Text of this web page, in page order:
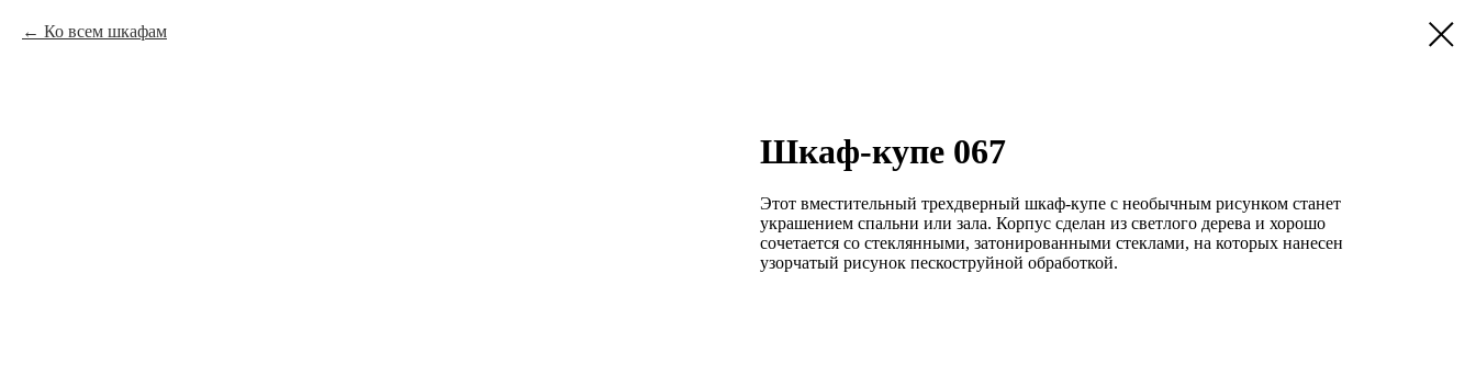
Ко всем шкафам
Шкаф-купе 067
Этот вместительный трехдверный шкаф-купе с необычным рисунком станет
украшением спальни или зала. Корпус сделан из светлого дерева и хорошо
сочетается со стеклянными, затонированными стеклами, на которых нанесен
узорчатый рисунок пескоструйной обработкой.